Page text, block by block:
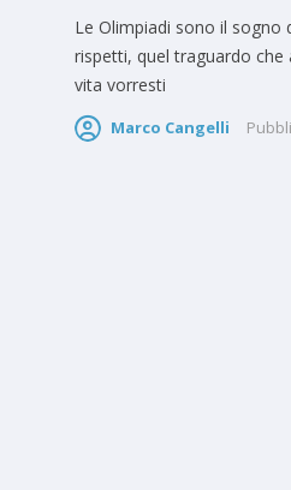
Le Olimpiadi sono il sogno
rispetti, quel traguardo che
vita vorresti
Marco Cangelli